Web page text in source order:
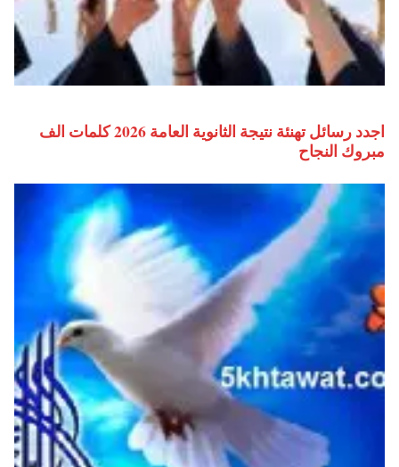
اجدد رسائل تهنئة نتيجة الثانوية العامة 2026 كلمات الف
مبروك النجاح